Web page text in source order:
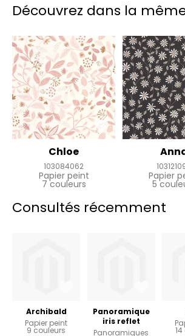
Découvrez dans la
Chloe
103084062
Papier peint
7 couleurs
Papier
5
Consultés récemment
Archibald
Papier peint
9 couleurs
Panoramique
iris reflet
Panoramiques